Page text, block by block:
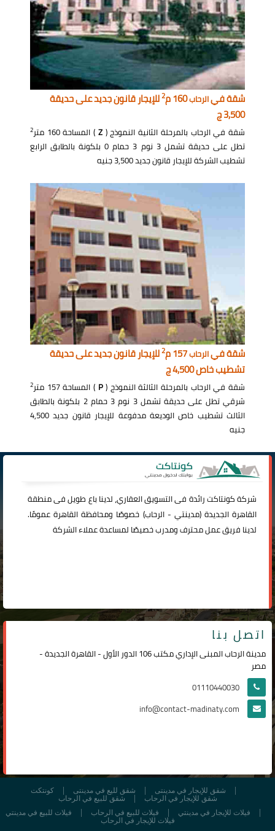
شقة فيالرحاب160 م 2للإيجار قانون جديد على حديقة
3,500 ج
شقة في الرحاب بالمرحلة الثانية النموذج (Z ) المساحة 160 متر 2
تطل على حديقة تشمل 3 نوم 3 حمام 0 بلكونة بالطابق الرابع
تشطيب الشركة للإيجار قانون جديد 3,500 جنيه
شقة فيالرحاب 2للإيجار قانون جديد على حديقة
تشطيب خاص 4,500 ج
شقة في الرحاب بالمرحلة الثالثة النموذج (P ) المساحة 157 متر 2
شرقي تطل على حديقة تشمل 3 نوم 3 حمام 2 بلكونة بالطابق
الثالث تشطيب خاص الوديعة مدفوعة للإيجار قانون جديد 4,500
جنيه
شركةكونتاكترائدة فى التسويق العقاري، لدينا باع طويل فى منطقة
القاهرة الجديدة (مدينتي -الرحاب) خصوصًا ومحافظة القاهرة عمومًا.
لدينا فريق عمل محترف ومدرب خصيصًا لمساعدة عملاء الشركة
اتصل بنا
مدينة الرحاب المبنى الإداري مكتب 106 الدور الأول - القاهرة الجديدة -
مصر
01110440030
info@contact-madinaty.com
كونتكت شقق لليع في مدينتى
شقق للإيجار في مدينتى
شقق للبيع في الرحاب
شقق للإيجار في الرحاب
فيلات للبيع في مدينتي
فيلات للبيع في الرحاب
فيلات للإيجار في مدينتي
فيلات للإيجار في الرحاب